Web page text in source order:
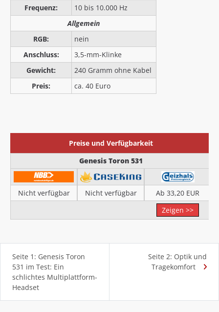
Frequenz:
10 bis 10.000 Hz
Allgemein
RGB:
nein
Anschluss:
3,5-mm-Klinke
Gewicht:
240 Gramm ohne Kabel
Preis:
ca. 40 Euro
Preise und Verfügbarkeit
Genesis Toron 531
Nicht verfügbar Nicht verfügbar
Ab 33,20 EUR
Zeigen >>
Seite 1: Genesis Toron
531 im Test: Ein
schlichtes Multiplattform-
Headset
Seite 2: Optik und
Tragekomfort